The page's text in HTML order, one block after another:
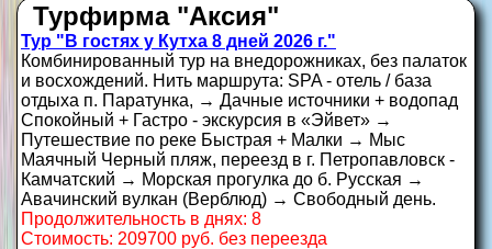
Турфирма "Аксия"
Тур "В гостях у Кутха 8 дней 2026 г."
Комбинированный тур на внедорожниках, без палаток
и восхождений. Нить маршрута: SPA - отель / база
отдыха п. Паратунка, → Дачные источники + водопад
Спокойный + Гастро - экскурсия в «Эйвет» →
Путешествие по реке Быстрая + Малки → Мыс
Маячный Черный пляж, переезд в г. Петропавловск -
Камчатский → Морская прогулка до б. Русская →
Авачинский вулкан (Верблюд) → Свободный день.
Продолжительность в днях: 8
Стоимость: 209700 руб. без переезда